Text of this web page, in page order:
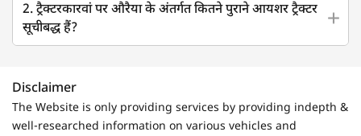
2. ट्रैक्टरकारवां पर औरैया के अंतर्गत कितने पुराने आयशर ट्रैक्टर
सूचीबद्ध हैं?
Disclaimer
The Website is only providing services by providing indepth &
well-researched information on various vehicles and